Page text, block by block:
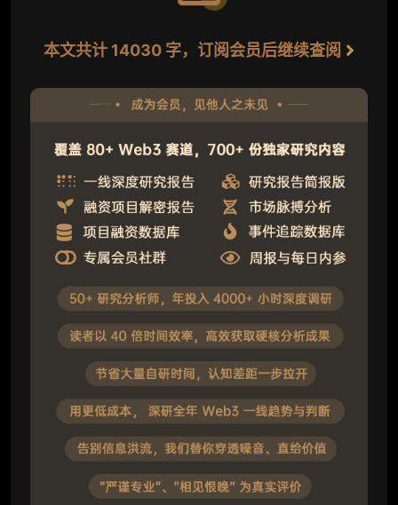
本文共计 14030 字，订阅会员后继续查阅